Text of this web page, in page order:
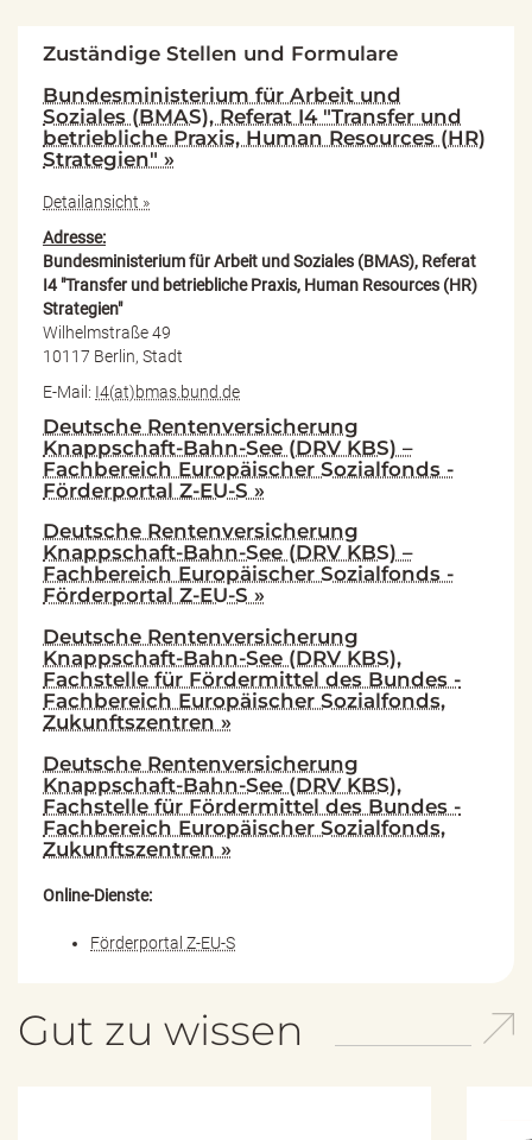
Zuständige Stellen und Formulare
Bundesministerium für Arbeit und
Soziales (BMAS), Referat I4 "Transfer und
betriebliche Praxis, Human Resources (HR)
Strategien" »
Detailansicht »
Adresse:
Bundesministerium für Arbeit und Soziales (BMAS), Referat
I4 "Transfer und betriebliche Praxis, Human Resources (HR)
Strategien"
Wilhelmstraße 49
10117 Berlin, Stadt
E-Mail: I4(at)bmas.bund.de
Deutsche Rentenversicherung
Knappschaft-Bahn-See (DRV KBS) –
Fachbereich Europäischer Sozialfonds -
Förderportal Z-EU-S »
Deutsche Rentenversicherung
Knappschaft-Bahn-See (DRV KBS) –
Fachbereich Europäischer Sozialfonds -
Förderportal Z-EU-S »
Deutsche Rentenversicherung
Knappschaft-Bahn-See (DRV KBS),
Fachstelle für Fördermittel des Bundes -
Fachbereich Europäischer Sozialfonds,
Zukunftszentren »
Deutsche Rentenversicherung
Knappschaft-Bahn-See (DRV KBS),
Fachstelle für Fördermittel des Bundes -
Fachbereich Europäischer Sozialfonds,
Zukunftszentren »
Online-Dienste:
Förderportal Z-EU-S
Gut zu wissen